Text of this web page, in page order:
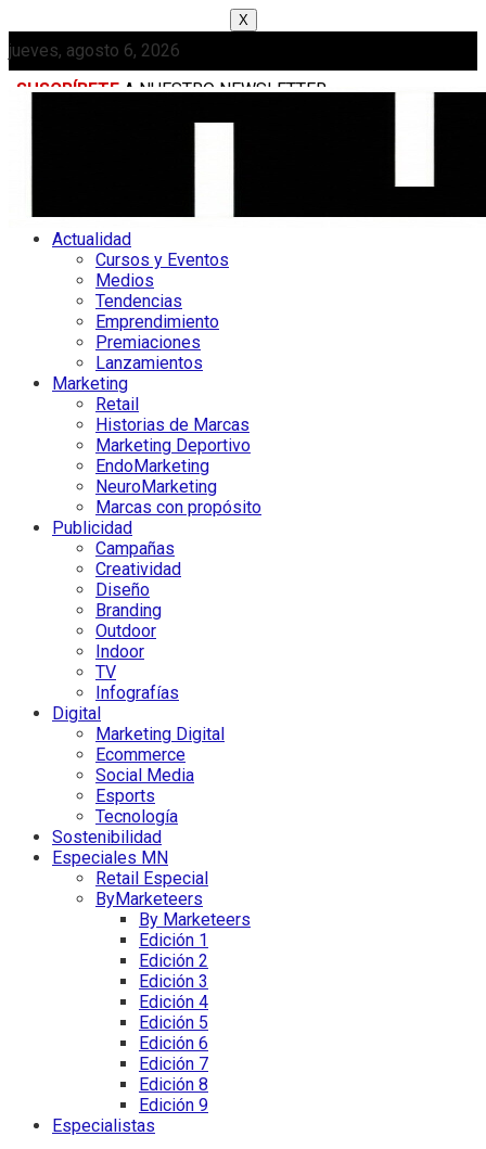
X
jueves, agosto 6, 2026
SUSCRÍBETE A NUESTRO NEWSLETTER
Actualidad
Cursos y Eventos
Medios
Tendencias
Emprendimiento
Premiaciones
Lanzamientos
Marketing
Retail
Historias de Marcas
Marketing Deportivo
EndoMarketing
NeuroMarketing
Marcas con propósito
Publicidad
Campañas
Creatividad
Diseño
Branding
Outdoor
Indoor
TV
Infografías
Digital
Marketing Digital
Ecommerce
Social Media
Esports
Tecnología
Sostenibilidad
Especiales MN
Retail Especial
ByMarketeers
By Marketeers
Edición 1
Edición 2
Edición 3
Edición 4
Edición 5
Edición 6
Edición 7
Edición 8
Edición 9
Especialistas